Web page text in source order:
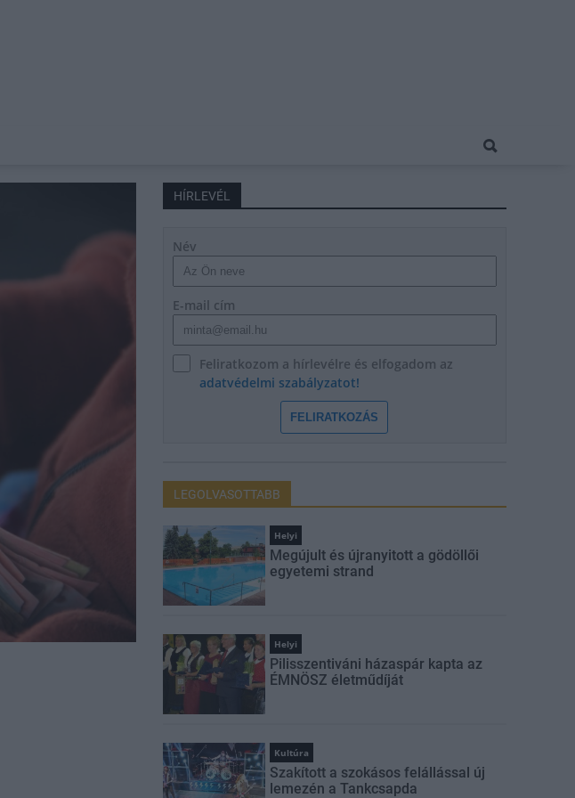
HÍRLEVÉL
Név
E-mail cím
Feliratkozom a hírlevélre és elfogadom az
adatvédelmi szabályzatot!
FELIRATKOZÁS
LEGOLVASOTTABB
Helyi
Megújult és újranyitott a gödöllői
egyetemi strand
Helyi
Pilisszentiváni házaspár kapta az
ÉMNÖSZ életműdíját
Kultúra
Szakított a szokásos felállással új
lemezén a Tankcsapda